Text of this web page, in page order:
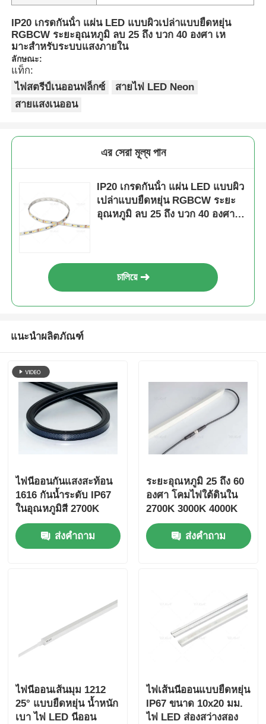
ผลิตภัณฑ์
เกี่ยวกับเรา
ควบคุมคุณภาพ
ติดต่อเรา
ข่าว
IP20 เกรดกันน้ํา แผ่น LED แบบผิวเปล่าแบบยืดหยุ่น
RGBCW ระยะอุณหภูมิ ลบ 25 ถึง บวก 40 องศา เห
มาะสําหรับระบบแสงภายใน
ลักษณะ:
แท็ก:
ไฟสตรีป์เนออนฟล็กซ์
สายไฟ LED Neon
สายแสงเนออน
এর সেরা মূল্য পান
IP20 เกรดกันน้ํา แผ่น LED แบบผิว
เปล่าแบบยืดหยุ่น RGBCW ระยะ
อุณหภูมิ ลบ 25 ถึง บวก 40 องศา
চালিয়ে
แนะนำผลิตภัณฑ์
ไฟนีออนกันแสงสะท้อน
1616 กันน้ำระดับ IP67
ในอุณหภูมิสี 2700K
3000K 4000K 6500K
ทนทานยาวนานและมีค่า
UGR ต่ำกว่า 10
ส่งคำถาม
ระยะอุณหภูมิ 25 ถึง 60
องศา โคมไฟใต้ดินใน
2700K 3000K 4000K
6500K อุณหภูมิสี 120
องศา มุมรังสี DC24V
IP67 เรต
ส่งคำถาม
ไฟนีออนเส้นมุม 1212
25° แบบยืดหยุ่น น้ำหนัก
เบา ไฟ LED นีออน
ไฟเส้นนีออนแบบยืดหยุ่น
IP67 ขนาด 10x20 มม.
ไฟ LED ส่องสว่างสอง